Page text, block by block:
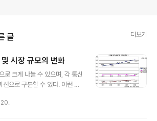
글 더보기
시장 규모의 변화
로 크게 나눌 수 있으며, 각 통신
으로 구분할 수 있다. 이런 기
표를 통해 이동전화의 가입자